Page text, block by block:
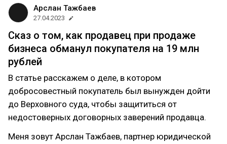
Арслан Тажбаев
27.04.2023
Сказ о том, как продавец при продаже
бизнеса обманул покупателя на 19 млн
рублей
В статье расскажем о деле, в котором
добросовестный покупатель был вынужден дойти
до Верховного суда, чтобы защититься от
недостоверных договорных заверений продавца.
Меня зовут Арслан Тажбаев, партнер юридической